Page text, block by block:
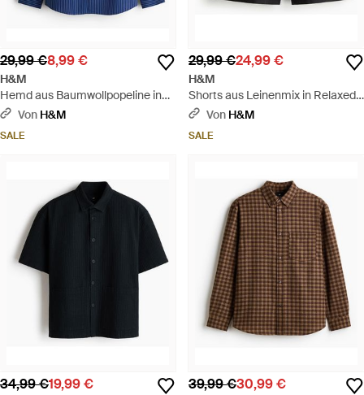
29,99 €8,99 €
H&M
Hemd aus Baumwollpopeline in
Relaxed Fit - Blau
Von H&M
SALE
29,99 €24,99 €
H&M
Shorts aus Leinenmix in Relaxed
Fit - Schwarz
Von H&M
SALE
34,99 €19,99 € 39,99 €30,99 €